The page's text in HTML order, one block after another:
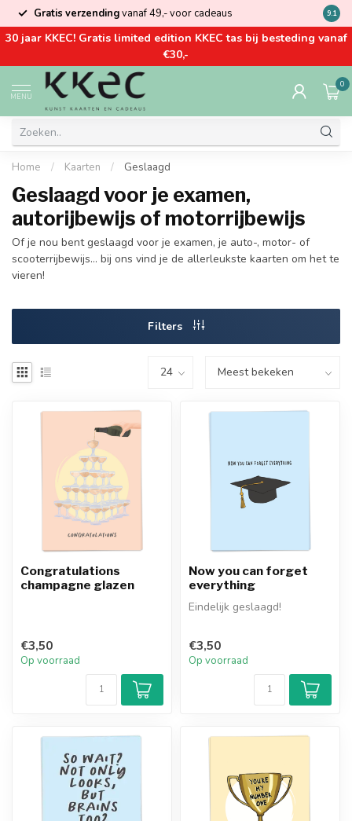
Gratis verzendingvanaf 49,- voor cadeaus Kom
9.1
30 jaar KKEC! Gratis limited edition KKEC tas bij besteding vanaf
€30,-
MENU
0
Home / Kaarten / Geslaagd
Geslaagd voor je examen,
autorijbewijs of motorrijbewijs
Of je nou bent geslaagd voor je examen, je auto-, motor- of
scooterrijbewijs… bij ons vind je de allerleukste kaarten om het te
vieren!
Filters
Congratulations
champagne glazen
€3,50
Op voorraad
Now you can forget
everything
Eindelijk geslaagd!
€3,50
Op voorraad